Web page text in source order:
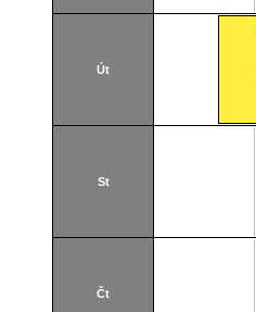
Út
St
Čt